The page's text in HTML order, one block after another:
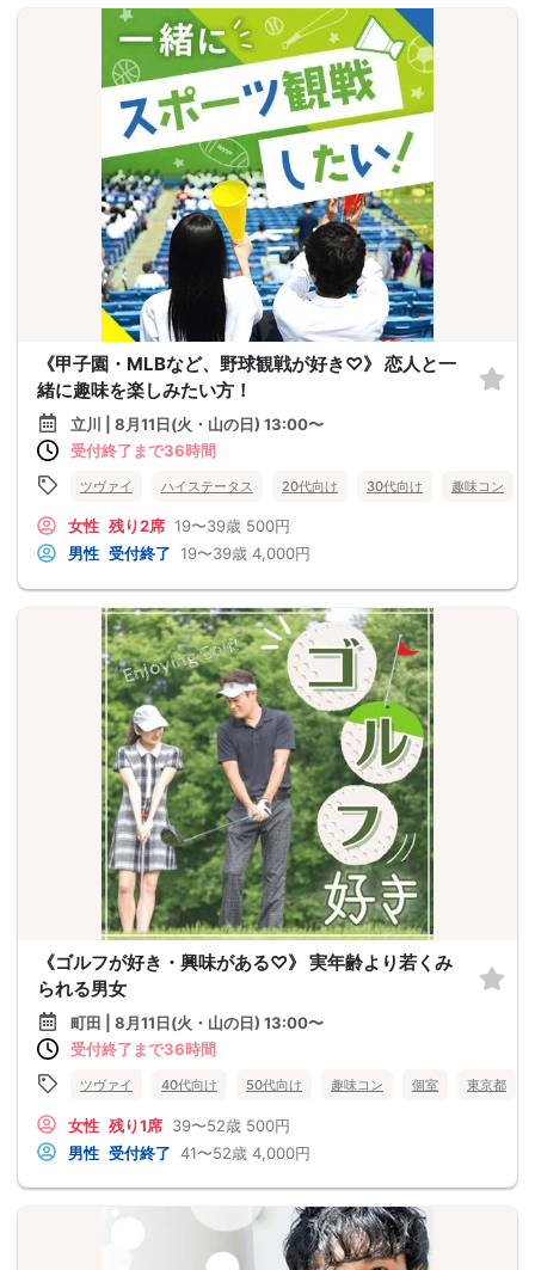
《甲子園・MLBなど、野球観戦が好き♡》 恋人と一
緒に趣味を楽しみたい方！
立川 | 8月11日(火・山の日) 13:00〜
受付終了まで36時間
ツヴァイ ハイステータス 20代向け 30代向け 趣味コン
女性 残り2席 19〜39歳 500円
男性 受付終了 19〜39歳 4,000円
《ゴルフが好き・興味がある♡》 実年齢より若くみ
られる男女
町田 | 8月11日(火・山の日) 13:00〜
受付終了まで36時間
ツヴァイ 40代向け 50代向け 趣味コン 個室 東京都
女性 残り1席 39〜52歳 500円
男性 受付終了 41〜52歳 4,000円